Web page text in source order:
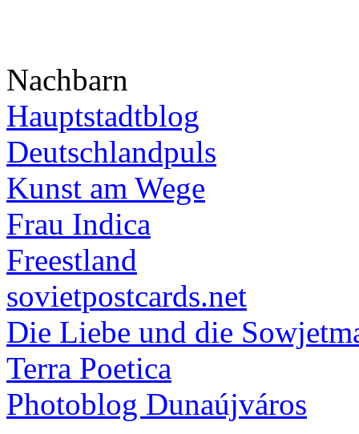
Nachbarn
Hauptstadtblog
Deutschlandpuls
Kunst am Wege
Frau Indica
Freestland
sovietpostcards.net
Die Liebe und die
Terra Poetica
Photoblog Dunaújváros